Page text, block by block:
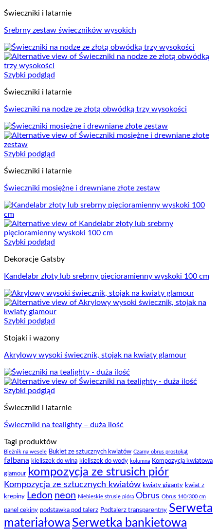
Świeczniki i latarnie
Srebrny zestaw świeczników wysokich
Szybki podgląd
Świeczniki i latarnie
Świeczniki na nodze ze złotą obwódką trzy wysokości
Szybki podgląd
Świeczniki i latarnie
Świeczniki mosiężne i drewniane złote zestaw
Szybki podgląd
Dekoracje Gatsby
Kandelabr złoty lub srebrny pięcioramienny wyskoki 100 cm
Szybki podgląd
Stojaki i wazony
Akrylowy wysoki świecznik, stojak na kwiaty glamour
Szybki podgląd
Świeczniki i latarnie
Świeczniki na tealighty – duża ilość
Tagi produktów
Bieżnik na wesele Bukiet ze sztucznych kwiatów Czarny obrus prostokąt
falbana kieliszek do wina kieliszek do wody kolumna Kompozycja kwiatowa
glamour kompozycja ze strusich piór
Kompozycja ze sztucznych kwiatów kwiaty giganty kwiat z
krepiny Ledon neon Niebieskie strusie pióra Obrus Obrus 140/300 cm
panel cekiny podstawka pod talerz Podtalerz transparentny Serweta
materiałowa Serwetka bankietowa